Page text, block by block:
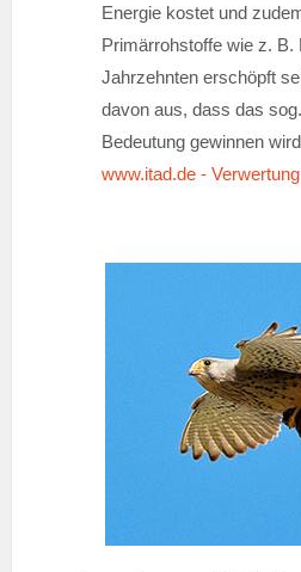
Energie kostet und
Primärrohstoffe wie z. B.
Jahrzehnten erschöpft
davon aus, dass das
Bedeutung gewinnen
www.itad.de -